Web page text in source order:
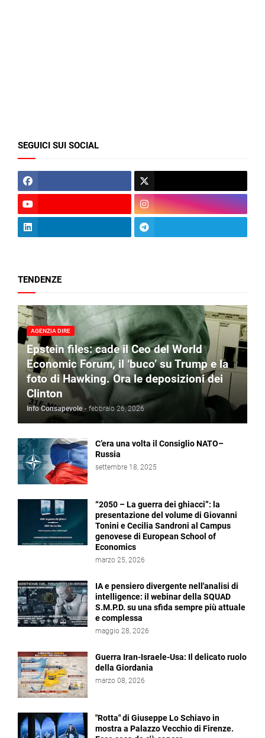
SEGUICI SUI SOCIAL
TENDENZE
AGENZIA DIRE
Epstein files: cade il Ceo del World
Economic Forum, il ‘buco’ su Trump e la
foto di Hawking. Ora le deposizioni dei
Clinton
Info Consapevole - febbraio 26, 2026
C’era una volta il Consiglio NATO–
Russia
settembre 18, 2025
“2050 – La guerra dei ghiacci”: la
presentazione del volume di Giovanni
Tonini e Cecilia Sandroni al Campus
genovese di European School of
Economics
marzo 25, 2026
IA e pensiero divergente nell'analisi di
intelligence: il webinar della SQUAD
S.M.P.D. su una sfida sempre più attuale
e complessa
maggio 28, 2026
Guerra Iran-Israele-Usa: Il delicato ruolo
della Giordania
marzo 08, 2026
"Rotta" di Giuseppe Lo Schiavo in
mostra a Palazzo Vecchio di Firenze.